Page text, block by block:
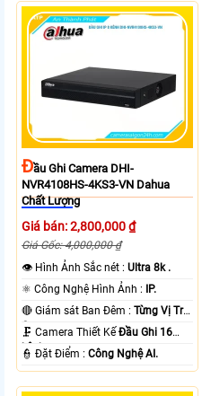
ĐẦu Ghi Camera DHI-
NVR4108HS-4KS3-VN Dahua
Chất Lượng
Giá bán: 2,800,000 ₫
Giá Gốc: 4,000,000 ₫
👁 Hình Ảnh Sắc nét :Ultra 8k .
⚛️ Công Nghệ Hình Ảnh : IP.
🔴 Giám sát Ban Đêm :Từng Vị Trí
Camera .
🗜️ Camera Thiết KếĐầu Ghi 16
kênh.
️👮 Đặt Điểm :Công Nghệ AI.